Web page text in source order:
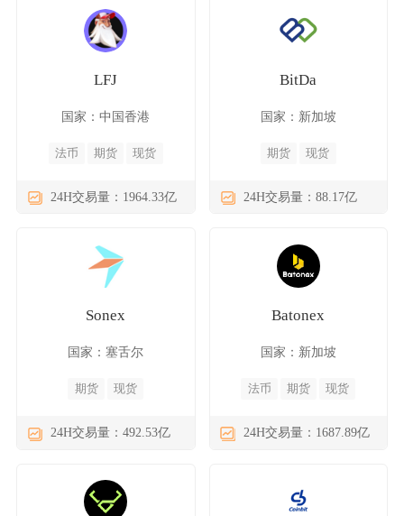
LFJ
国家：中国香港
法币 期货 现货
24H交易量：1964.33亿
BitDa
国家：新加坡
期货 现货
24H交易量：88.17亿
Sonex
国家：塞舌尔
期货 现货
24H交易量：492.53亿
Batonex
国家：新加坡
法币 期货 现货
24H交易量：1687.89亿